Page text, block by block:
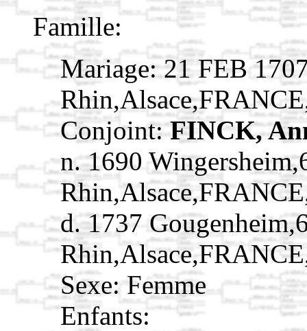
Famille:
Mariage: 21 FEB
Conjoint: FINCK,
n. 1690
d. 1737
Sexe: Femme
Enfants: